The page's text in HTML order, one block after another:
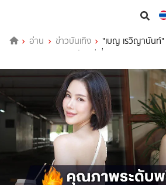
อ่าน ข่าวบันเทิง
"เบญ เรวิญานันท์
คุณภาพงานแสดงระดับพรีเมี่ยม